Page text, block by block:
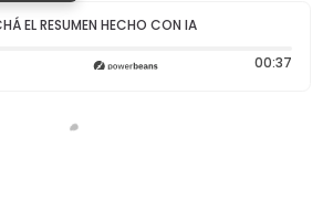
EL RESUMEN HECHO CON IA
Tiempo transcurrido: 0 segundos 00:37